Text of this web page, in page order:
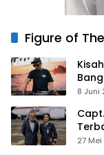
Figure of
8 Juni
27